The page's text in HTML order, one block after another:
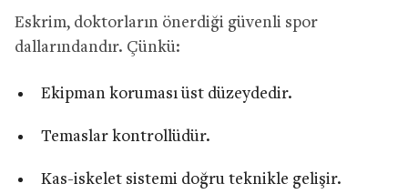
Eskrim, doktorların önerdiği güvenli spor
dallarındandır. Çünkü:
Ekipman koruması üst düzeydedir.
Temaslar kontrollüdür.
Kas-iskelet sistemi doğru teknikle gelişir.